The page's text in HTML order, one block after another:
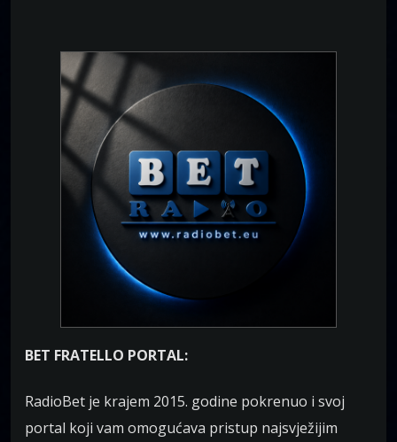
BET FRATELLO PORTAL:
RadioBet je krajem 2015. godine pokrenuo i svoj
portal koji vam omogućava pristup najsvježijim